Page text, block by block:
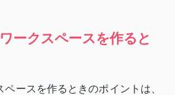
ークスペースを作ると
ースを作るときのポイントは、